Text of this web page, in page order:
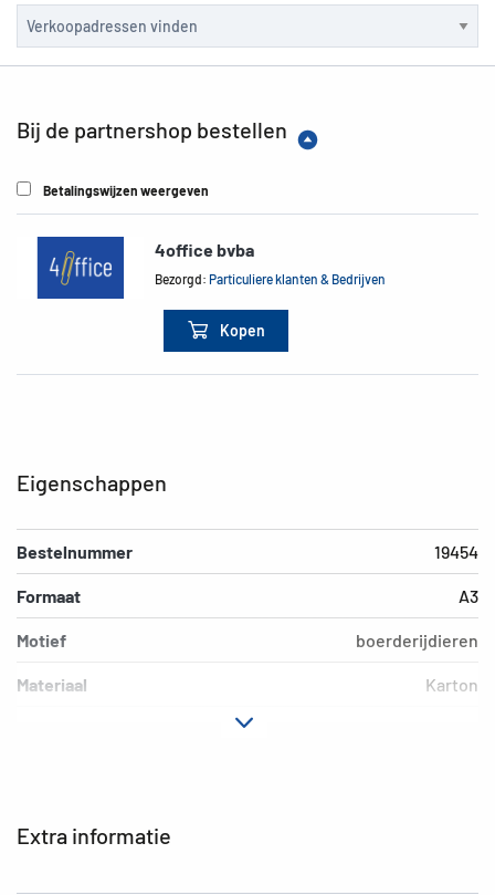
Bij de partnershop bestellen
Betalingswijzen weergeven
4office bvba
Bezorgd:Particuliere klanten & Bedrijven
Kopen
Extra informatie
Eigenschappen
Bestelnummer 19454
Formaat A3
Motief boerderijdieren
Materiaal Karton